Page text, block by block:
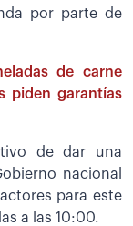
por parte de
de carne
piden garantías
de dar una
nacional
para este
a las 10:00.